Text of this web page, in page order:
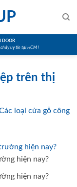
DOOR
uy tín tại HCM !
trên thị
loại cửa gỗ công
hiện nay?
hiện nay?